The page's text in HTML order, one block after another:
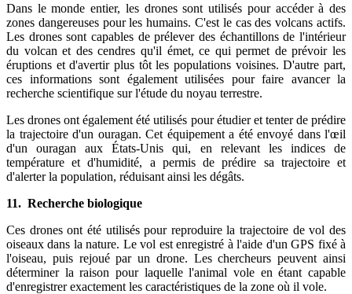
Dans le monde entier, les drones sont utilisés pour accéder à des
zones dangereuses pour les humains. C'est le cas des volcans actifs.
Les drones sont capables de prélever des échantillons de l'intérieur
du volcan et des cendres qu'il émet, ce qui permet de prévoir les
éruptions et d'avertir plus tôt les populations voisines. D'autre part,
ces informations sont également utilisées pour faire avancer la
recherche scientifique sur l'étude du noyau terrestre.
Les drones ont également été utilisés pour étudier et tenter de prédire
la trajectoire d'un ouragan. Cet équipement a été envoyé dans l'œil
d'un ouragan aux États-Unis qui, en relevant les indices de
température et d'humidité, a permis de prédire sa trajectoire et
d'alerter la population, réduisant ainsi les dégâts.
11. Recherche biologique
Ces drones ont été utilisés pour reproduire la trajectoire de vol des
oiseaux dans la nature. Le vol est enregistré à l'aide d'un GPS fixé à
l'oiseau, puis rejoué par un drone. Les chercheurs peuvent ainsi
déterminer la raison pour laquelle l'animal vole en étant capable
d'enregistrer exactement les caractéristiques de la zone où il vole.